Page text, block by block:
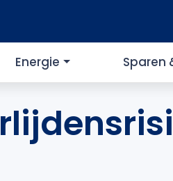
Energie Sparen